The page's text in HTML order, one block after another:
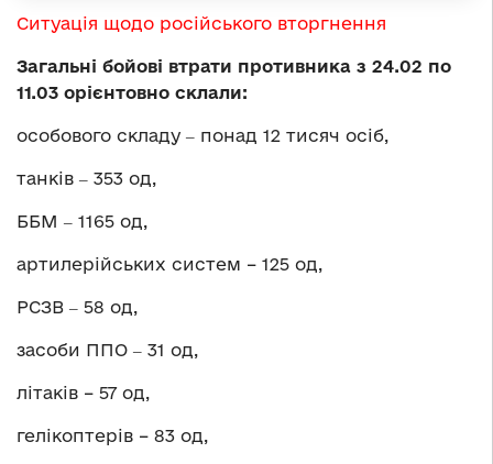
Ситуація щодо російського вторгнення
Загальні бойові втрати противника з 24.02 по
11.03 орієнтовно склали:
особового складу ‒ понад 12 тисяч осіб,
танків ‒ 353 од,
ББМ ‒ 1165 од,
артилерійських систем – 125 од,
РСЗВ ‒ 58 од,
засоби ППО ‒ 31 од,
літаків – 57 од,
гелікоптерів – 83 од,